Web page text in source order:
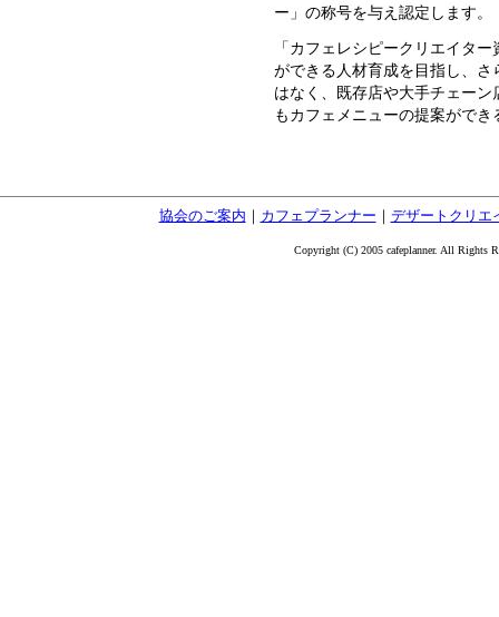
ー」の称号を与え認定します。
「カフェレシピークリエイタ
ができる人材育成を目指し、
はなく、既存店や大手チェー
もカフェメニューの提案がで
協会のご案内 ｜ カフェプランナー ｜ デザートクリエ
Copyright (C) 2005 cafeplanner. All Rights